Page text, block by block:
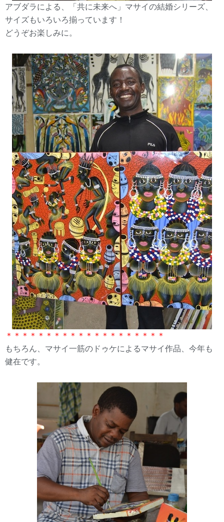
アブダラによる、「共に未来へ」マサイの結婚シリーズ、
サイズもいろいろ揃っています！
どうぞお楽しみに。
＊＊＊＊＊＊＊＊＊＊＊＊＊＊＊＊＊＊＊＊
もちろん、マサイ一筋のドゥケによるマサイ作品、今年も
健在です。